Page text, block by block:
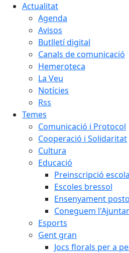
Actualitat
Agenda
Avisos
Butlletí digital
Canals de comunicació
Hemeroteca
La Veu
Notícies
Rss
Temes
Comunicació i Protocol
Cooperació i Solidaritat
Cultura
Educació
Preinscripció
Escoles bressol
Ensenyament
Coneguem
Esports
Gent gran
Jocs florals per a